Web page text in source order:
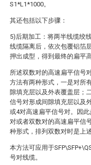
S1*L1*1000。
其还包括以下步骤：
5)后期加工：将两半线缆绞
线缆隔离后，依次包覆铝箔
押出成型，得到最终的扁平
所述双数对的高速扁平信号
方法有两种形式，一是对所
隙填充层以及外表覆盖层；
信号对形成间隙填充层以及
或4对高速扁平信号对。因
对或者双数对的高速扁平信
种形式，排列双数对时是上
本方法可应用于
号对线缆。